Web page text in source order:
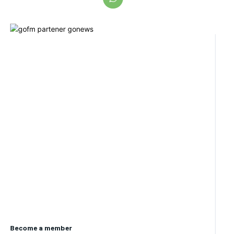
Become a member